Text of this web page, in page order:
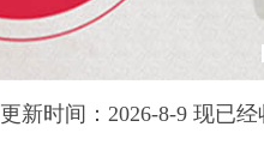
更新时间：2026-8-9 现已